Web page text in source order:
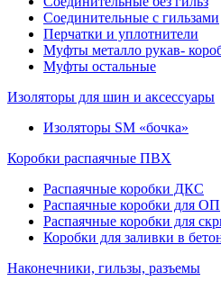
Соединительные с гильзами
Перчатки и уплотнители
Муфты металло рукав-
Муфты остальные
Изоляторы для шин и аксессуары
Изоляторы SM «бочка»
Коробки распаячные ПВХ
Распаячные коробки ДКС
Распаячные коробки для ОП
Распаячные коробки для
Коробки для заливки в
Наконечники, гильзы, разъемы